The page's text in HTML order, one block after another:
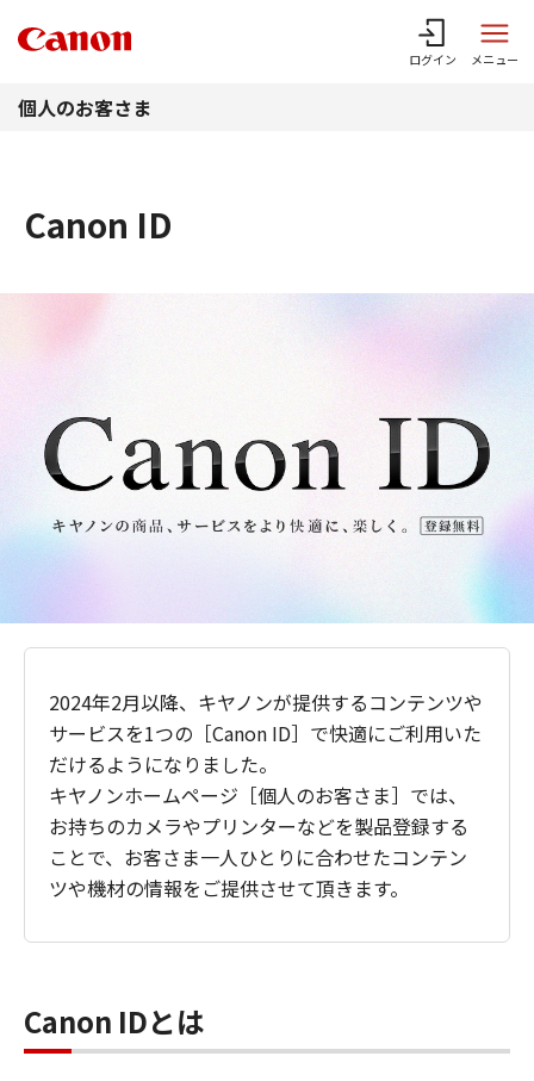
ログイン メニュー
個人のお客さま
Canon ID
2024年2月以降、キヤノンが提供するコンテンツや
サービスを1つの［Canon ID］で快適にご利用いた
だけるようになりました。
キヤノンホームページ［個人のお客さま］では、
お持ちのカメラやプリンターなどを製品登録する
ことで、お客さま一人ひとりに合わせたコンテン
ツや機材の情報をご提供させて頂きます。
Canon IDとは